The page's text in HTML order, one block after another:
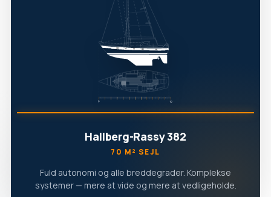
Hallberg-Rassy 382
70 M² SEJL
Fuld autonomi og alle breddegrader. Komplekse
systemer — mere at vide og mere at vedligeholde.